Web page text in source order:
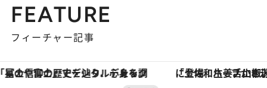
FEATURE
フィーチャー記事
「土佐和ハーブかき氷」がOMO7高知に登場！生姜、山椒、大葉など目にも舌にも涼を呼ぶ郷土の味 【夏限定ディナーコース】旬を